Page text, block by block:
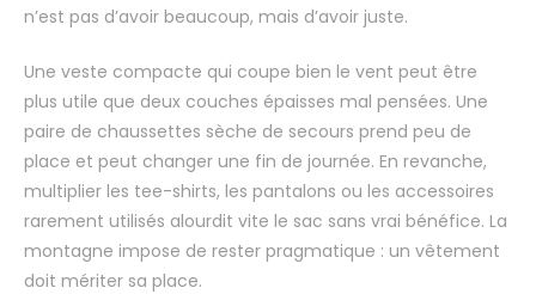
n’est pas d’avoir beaucoup, mais d’avoir juste.
Une veste compacte qui coupe bien le vent peut être
plus utile que deux couches épaisses mal pensées. Une
paire de chaussettes sèche de secours prend peu de
place et peut changer une fin de journée. En revanche,
multiplier les tee-shirts, les pantalons ou les accessoires
rarement utilisés alourdit vite le sac sans vrai bénéfice. La
montagne impose de rester pragmatique : un vêtement
doit mériter sa place.